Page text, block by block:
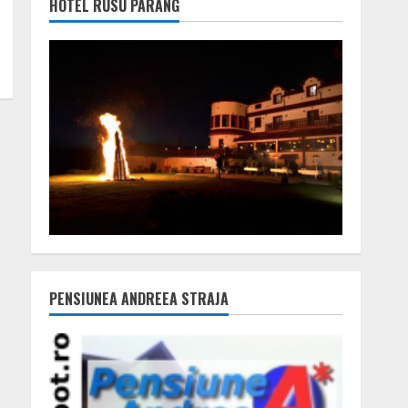
HOTEL RUSU PARÂNG
PENSIUNEA ANDREEA STRAJA